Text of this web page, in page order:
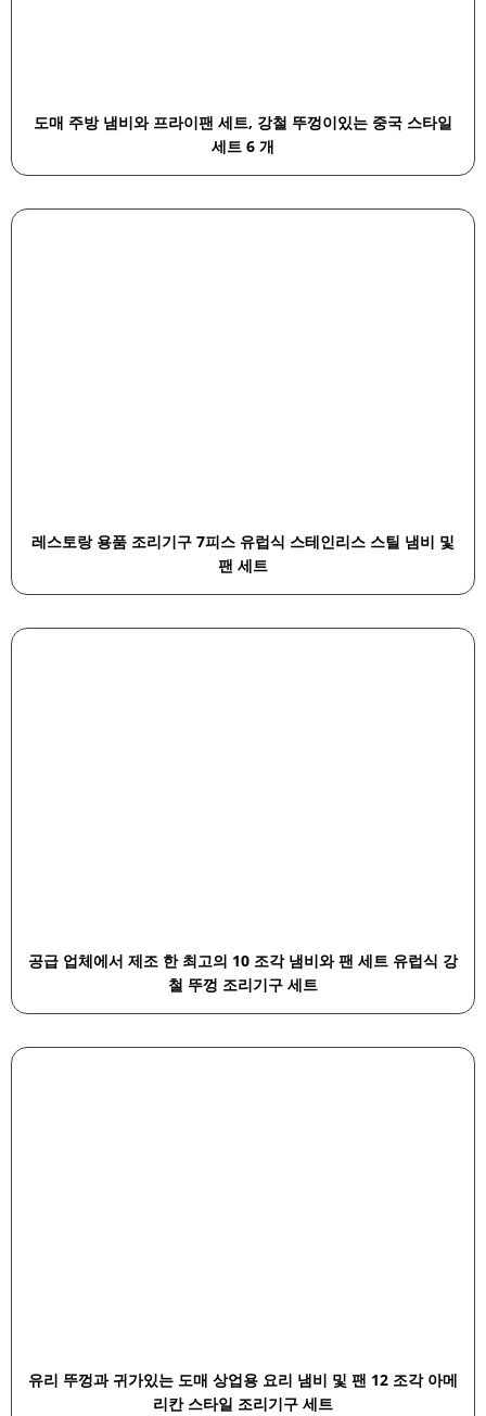
도매 주방 냄비와 프라이팬 세트, 강철 뚜껑이있는 중국 스타일
세트 6 개
레스토랑 용품 조리기구 7피스 유럽식 스테인리스 스틸 냄비 및
팬 세트
공급 업체에서 제조 한 최고의 10 조각 냄비와 팬 세트 유럽식 강
철 뚜껑 조리기구 세트
유리 뚜껑과 귀가있는 도매 상업용 요리 냄비 및 팬 12 조각 아메
리칸 스타일 조리기구 세트